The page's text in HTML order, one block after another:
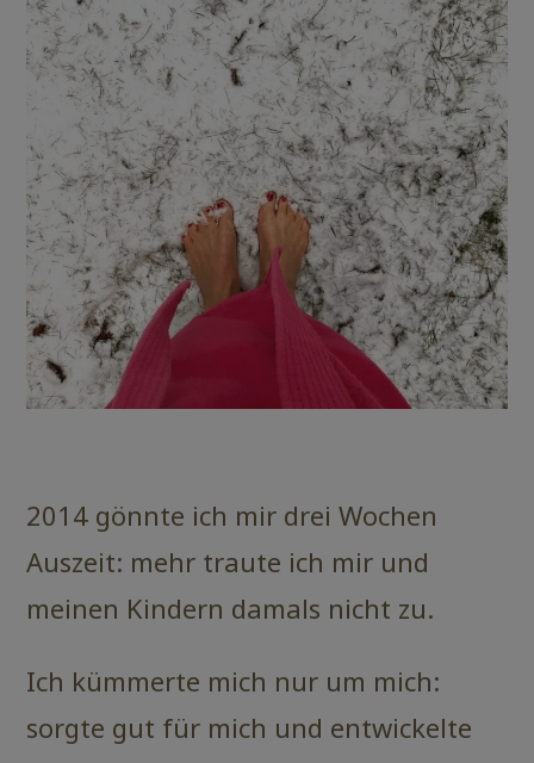
2014 gönnte ich mir drei Wochen
Auszeit: mehr traute ich mir und
meinen Kindern damals nicht zu.
Ich kümmerte mich nur um mich:
sorgte gut für mich und entwickelte